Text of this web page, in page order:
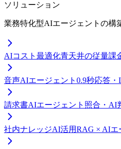
ソリューション
業務特化型AIエージェントの構
AIコスト最適化青天井の従量課
音声AIエージェント 0.9秒応答・
請求書AIエージェント 照合・AI
社内ナレッジAI活用RAG × AIエ